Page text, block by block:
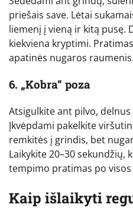
priešais save. Lėtai
liemenį į vieną ir kitą pusę.
kiekviena kryptimi.
apatinės nugaros raumenis.
6. „Kobra“ poza
Atsigulkite ant pilvo,
Įkvėpdami pakelkite
remkitės į grindis, bet
Laikykite 20–30 sekundžių,
tempimo pratimas po
Kaip išlaikyti